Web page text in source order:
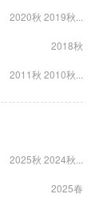
2020秋 2019秋...
2018秋
2011秋 2010秋...
2025秋 2024秋...
2025春